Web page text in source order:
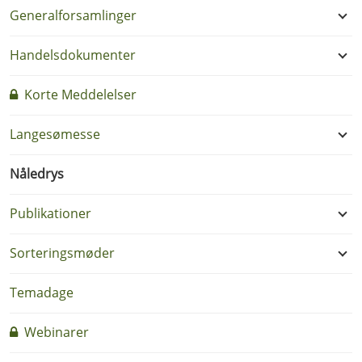
Generalforsamlinger
Handelsdokumenter
Korte Meddelelser
Langesømesse
Nåledrys
Publikationer
Sorteringsmøder
Temadage
Webinarer